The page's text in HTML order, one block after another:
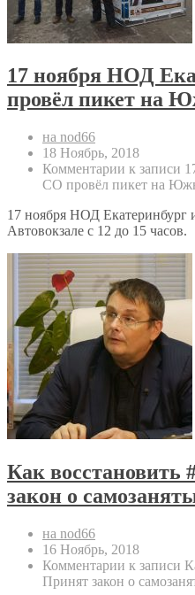
17 ноября НОД
провёл пикет на
на nod66
18 Ноябрь, 2018
Комментарии к записи
СО провёл пикет на
17 ноября НОД
Автовокзале с 12 до 15 часов.
Как
закон о
на nod66
16 Ноябрь, 2018
Комментарии к записи
Принят закон о